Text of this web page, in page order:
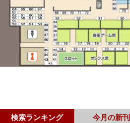
検索ランキング 今月の新刊